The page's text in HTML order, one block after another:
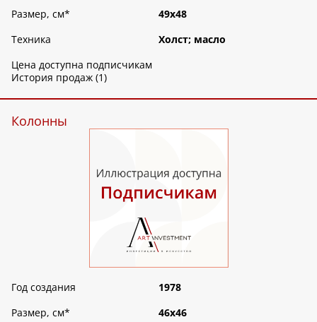
Размер, см*
49х48
Техника
Холст; масло
Цена доступна подписчикам
История продаж (1)
Колонны
Год создания
1978
Размер, см*
46х46